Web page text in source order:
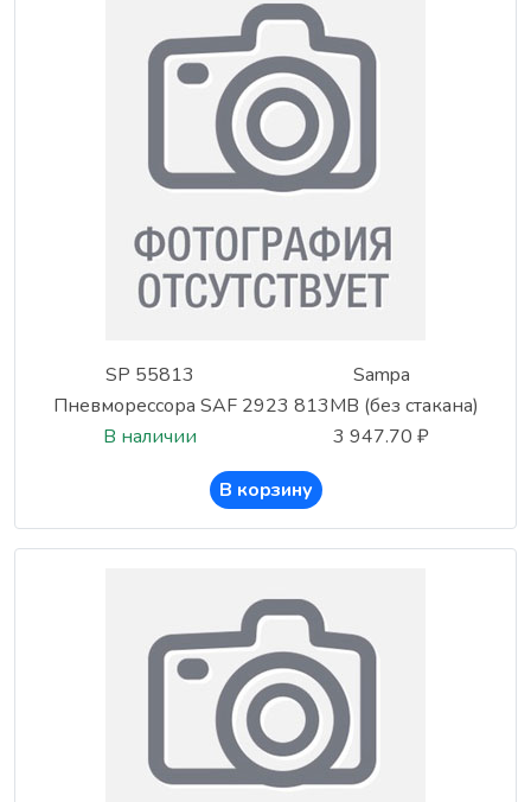
SP 55813
Sampa
Пневморессора SAF 2923 813MB (без стакана)
В наличии
3 947.70 ₽
В корзину